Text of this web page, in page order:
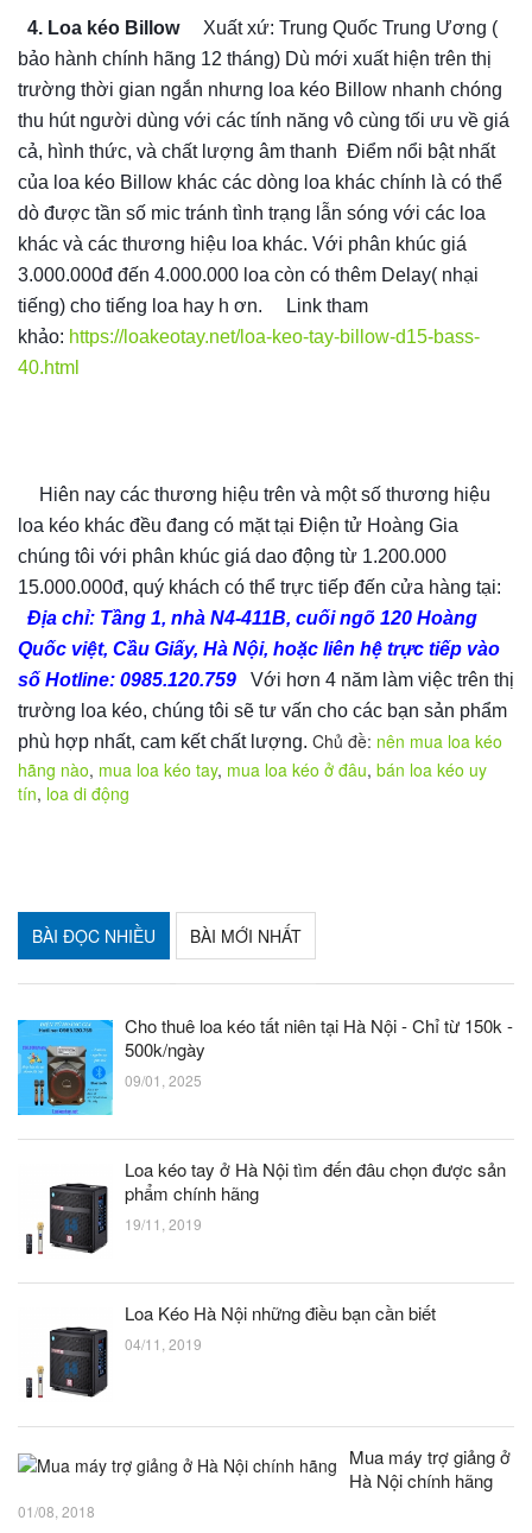
4. Loa kéo Billow
Xuất xứ: Trung Quốc Trung Ương (
bảo hành chính hãng 12 tháng) Dù mới xuất hiện trên thị
trường thời gian ngắn nhưng loa kéo Billow nhanh chóng
thu hút người dùng với các tính năng vô cùng tối ưu về giá
cả, hình thức, và chất lượng âm thanh Điểm nổi bật nhất
của loa kéo Billow khác các dòng loa khác chính là có thể
dò được tần số mic tránh tình trạng lẫn sóng với các loa
khác và các thương hiệu loa khác. Với phân khúc giá
3.000.000đ đến 4.000.000 loa còn có thêm Delay( nhại
tiếng) cho tiếng loa hay h ơn.
Link tham
khảo: https://loakeotay.net/loa-keo-tay-billow-d15-bass-
40.html
Hiên nay các thương hiệu trên và một số thương hiệu
loa kéo khác đều đang có mặt tại Điện tử Hoàng Gia
chúng tôi với phân khúc giá dao động từ 1.200.000
15.000.000đ, quý khách có thể trực tiếp đến cửa hàng tại:
Địa chỉ: Tầng 1, nhà N4-411B, cuối ngõ 120 Hoàng
Quốc việt, Cầu Giấy, Hà Nội, hoặc liên hệ trực tiếp vào
số Hotline: 0985.120.759
Với hơn 4 năm làm việc trên thị
trường loa kéo, chúng tôi sẽ tư vấn cho các bạn sản phẩm
phù hợp nhất, cam kết chất lượng. Chủ đề: nên mua loa kéo
hãng nào, mua loa kéo tay, mua loa kéo ở đâu, bán loa kéo uy
tín, loa di động
BÀI ĐỌC NHIỀU BÀI MỚI NHẤT
Cho thuê loa kéo tất niên tại Hà Nội - Chỉ từ 150k -
500k/ngày
09/01, 2025
Loa kéo tay ở Hà Nội tìm đến đâu chọn được sản
phẩm chính hãng
19/11, 2019
Loa Kéo Hà Nội những điều bạn cần biết
04/11, 2019
Mua máy trợ giảng ở
Hà Nội chính hãng
01/08, 2018